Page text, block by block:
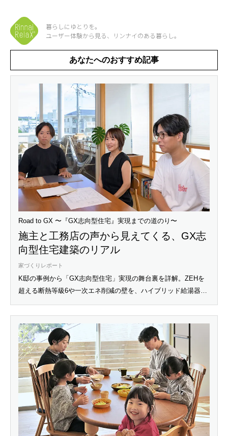
暮らしにゆとりを。
ユーザー体験から見る、リンナイのある暮らし。
あなたへのおすすめ記事
Road to GX 〜『GX志向型住宅』実現までの道のり〜
施主と工務店の声から見えてくる、GX志
向型住宅建築のリアル
家づくりレポート
K邸の事例から「GX志向型住宅」実現の舞台裏を詳解。ZEHを
超える断熱等級6や一次エネ削減の壁を、ハイブリッド給湯器
か。施主のこだわりと工務店の技術が融合した、次世代住宅建
築のリアルな道のりを追います。